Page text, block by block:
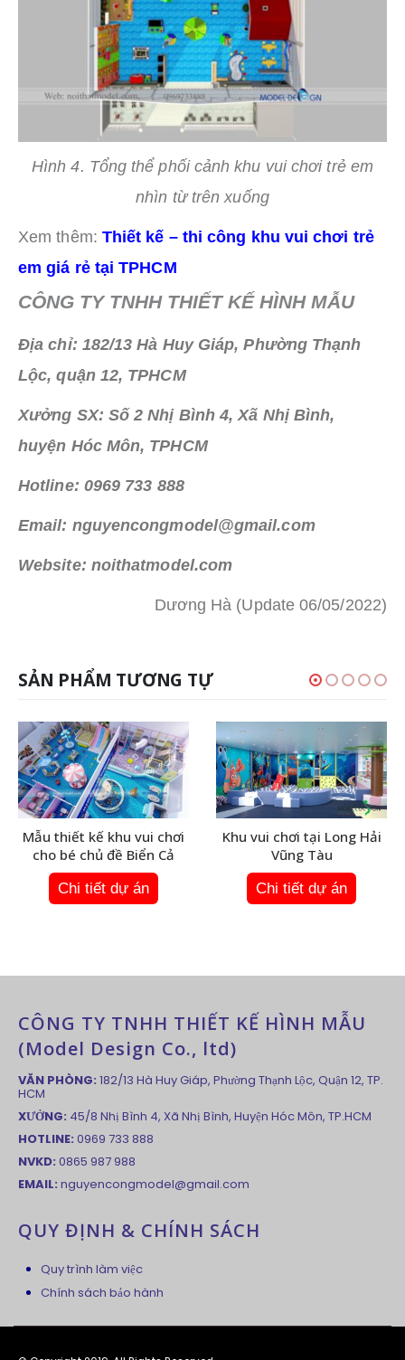
Hình 4. Tổng thể phối cảnh khu vui chơi trẻ em
nhìn từ trên xuống
Xem thêm: Thiết kế – thi công khu vui chơi trẻ
em giá rẻ tại TPHCM
CÔNG TY TNHH THIẾT KẾ HÌNH MẪU
Địa chỉ: 182/13 Hà Huy Giáp, Phường Thạnh
Lộc, quận 12, TPHCM
Xưởng SX: Số 2 Nhị Bình 4, Xã Nhị Bình,
huyện Hóc Môn, TPHCM
Hotline: 0969 733 888
Email: nguyencongmodel@gmail.com
Website: noithatmodel.com
Dương Hà (Update 06/05/2022)
SẢN PHẨM TƯƠNG TỰ
Mẫu thiết kế khu vui chơi
cho bé chủ đề Biển Cả
Chi tiết dự án
Khu vui chơi tại Long Hải
Vũng Tàu
Chi tiết dự án
CÔNG TY TNHH THIẾT KẾ HÌNH MẪU
(Model Design Co., ltd)
VĂN PHÒNG: 182/13 Hà Huy Giáp, Phường Thạnh Lộc, Quận 12, TP.
HCM
XƯỞNG: 45/8 Nhị Bình 4, Xã Nhị Bình, Huyện Hóc Môn, TP.HCM
HOTLINE: 0969 733 888
NVKD: 0865 987 988
EMAIL: nguyencongmodel@gmail.com
QUY ĐỊNH & CHÍNH SÁCH
Quy trình làm việc
Chính sách bảo hành